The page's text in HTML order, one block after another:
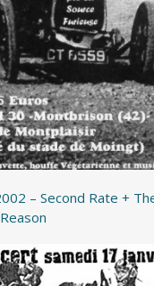
– Second Rate +